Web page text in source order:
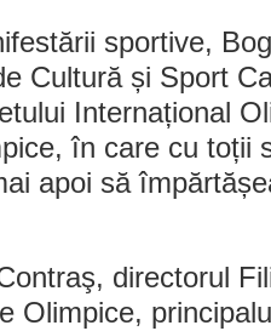
sportive,
Cultură și Sport
Internațional
în care cu toții
apoi să
directorul
Olimpice,